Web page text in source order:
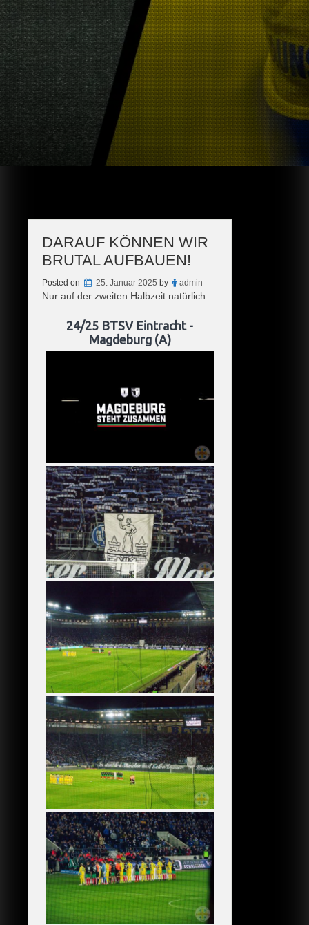
DARAUF KÖNNEN WIR
BRUTAL AUFBAUEN!
Posted on 25. Januar 2025 by admin
Nur auf der zweiten Halbzeit natürlich.
24/25 BTSV Eintracht -
Magdeburg (A)